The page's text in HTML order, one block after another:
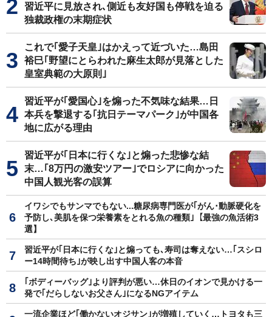
習近平に見放され､側近も友好国も停戦を迫る
独裁政権の末期症状
これで｢愛子天皇｣はかえって近づいた…島田
裕巳｢野望にとらわれた麻生太郎が見落とした
皇室典範の大原則｣
習近平が｢愛国心｣を煽った不気味な結果…日
本兵を撃退する｢抗日テーマパーク｣が中国各
地に広がる理由
習近平が｢日本に行くな｣と煽った悲惨な結
末…｢8万円の激安ツアー｣でロシアに向かった
中国人観光客の誤算
イワシでもサンマでもない...糖尿病専門医が｢がん･動脈硬化を
予防し､美肌を保つ栄養素をとれる魚の種類｣【最強の魚活術3
選】
習近平が｢日本に行くな｣と煽っても､寿司は奪えない…｢スシロ
ー14時間待ち｣が映し出す中国人客の本音
｢ボディーバッグ｣より評判が悪い…休日のイオンで見かける一
発で｢だらしないお父さん｣になるNGアイテム
一流企業ほど｢働かないオジサン｣が増殖していく…トヨタも三